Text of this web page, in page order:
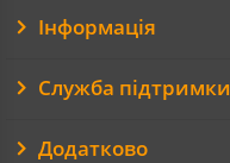
Інформація
Служба підтримки
Додатково